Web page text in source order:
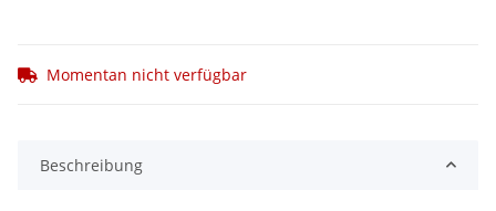
Momentan nicht verfügbar
Beschreibung